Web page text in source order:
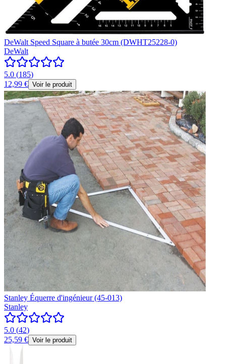
DeWalt Speed Square à butée 30cm (DWHT25228-0)
DeWalt
5.0 (185)
12,99 € Voir le produit
Stanley Équerre d'ingénieur (45-013)
Stanley
5.0 (42)
25,59 € Voir le produit